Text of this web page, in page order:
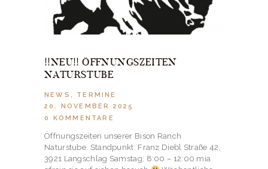
!!NEU!! ÖFFNUNGSZEITEN
NATURSTUBE
NEWS , TERMINE
20. NOVEMBER 2025
0
KOMMENTARE
Öffnungszeiten unserer Bison Ranch
Naturstube. Standpunkt: Franz Diebl Straße 42,
3921 Langschlag Samstag: 8:00 – 12:00 mia